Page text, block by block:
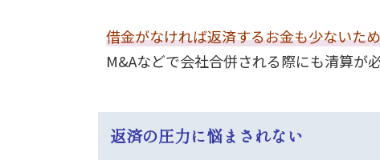
借金がなければ返済するお金も少ないた
M&Aなどで会社合併される際にも清算が
返済の圧力に悩まされない